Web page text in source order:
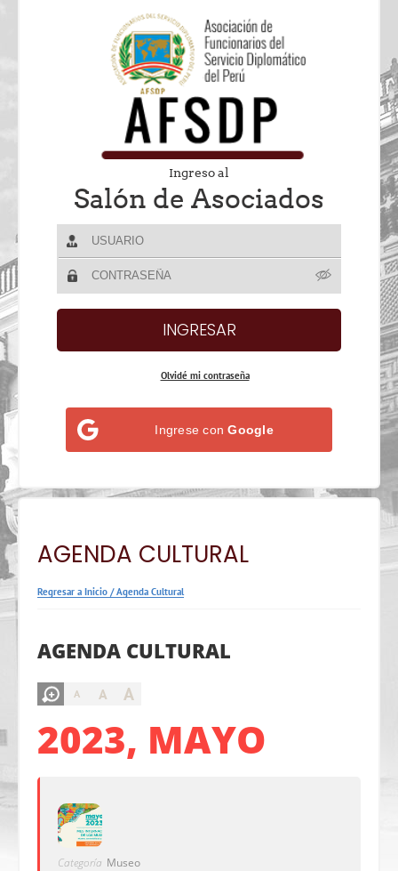
Ingreso al
Salón de Asociados
Olvidé mi contraseña
Ingrese conGoogle
AGENDA CULTURAL
Regresar a Inicio /Agenda Cultural
AGENDA CULTURAL
A A A
2023, MAYO
Categoría Museo